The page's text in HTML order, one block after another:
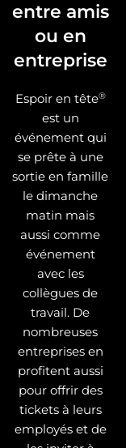
entre amis
ou en
entreprise
Espoir en tête®
est un
événement qui
se prête à une
sortie en famille
le dimanche
matin mais
aussi comme
événement
avec les
collègues de
travail. De
nombreuses
entreprises en
profitent aussi
pour offrir des
tickets à leurs
employés et de